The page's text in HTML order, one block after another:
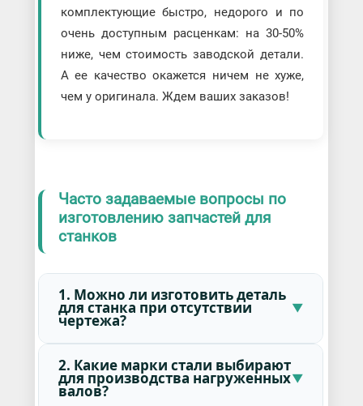
комплектующие быстро, недорого и по
очень доступным расценкам: на 30-50%
ниже, чем стоимость заводской детали.
А ее качество окажется ничем не хуже,
чем у оригинала. Ждем ваших заказов!
Часто задаваемые вопросы по
изготовлению запчастей для
станков
1. Можно ли изготовить деталь
для станка при отсутствии
чертежа?
2. Какие марки стали выбирают
для производства нагруженных
валов?